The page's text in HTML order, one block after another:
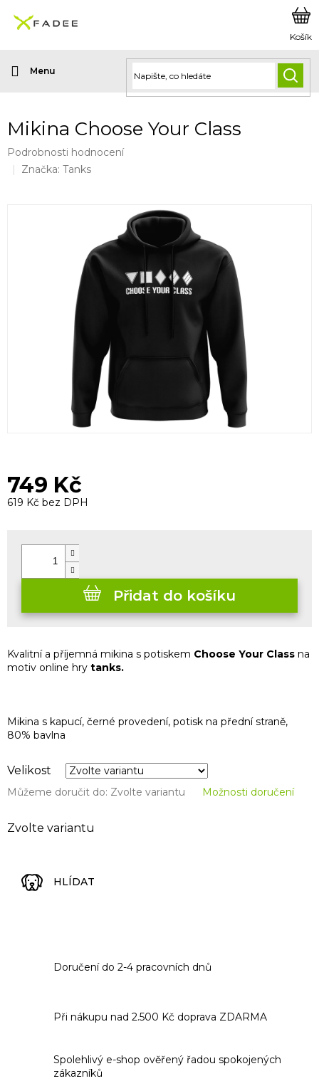
obsah
Mikina Choose Your Class
Průměrné
hodnocení
Podrobnosti hodnocení
Značka: Tanks
749 Kč
619 Kč bez DPH
Zvolte variantu
Velikost
Můžeme doručit do: Zvolte variantu Možnosti doručení
Přidat do košíku
Kvalitní a příjemná mikina s potiskem Choose Your Class na
motiv online hry tanks.
Mikina s kapucí, černé provedení, potisk na přední straně,
80% bavlna
HLÍDAT
Doručení do 2-4 pracovních dnů
Při nákupu nad 2.500 Kč doprava ZDARMA
Spolehlivý e-shop ověřený řadou spokojených
zákazníků